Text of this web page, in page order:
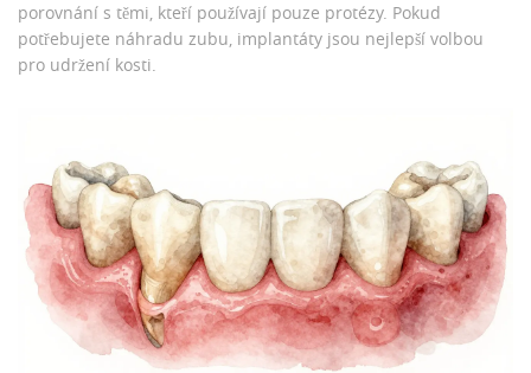
porovnání s těmi, kteří používají pouze protézy. Pokud
potřebujete náhradu zubu, implantáty jsou nejlepší volbou
pro udržení kosti.